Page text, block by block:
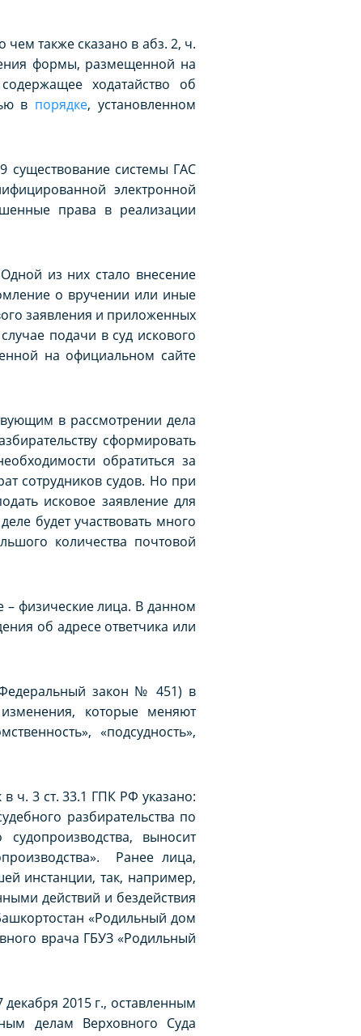
также сказано в абз. 2, ч.
формы, размещенной на
ходатайство об
в порядке, установленном
существование системы ГАС
электронной
права в реализации
из них стало внесение
о вручении или иные
заявления и приложенных
подачи в суд искового
на официальном сайте
в рассмотрении дела
сформировать
обратиться за
сотрудников судов. Но при
исковое заявление для
будет участвовать много
количества почтовой
– физические лица. В данном
об адресе ответчика или
закон № 451) в
которые меняют
«подсудность»,
ч. 3 ст. 33.1 ГПК РФ указано:
разбирательства по
выносит
Ранее лица,
инстанции, так, например,
действий и бездействия
«Родильный дом
врача ГБУЗ «Родильный
2015 г., оставленным
делам Верховного Суда